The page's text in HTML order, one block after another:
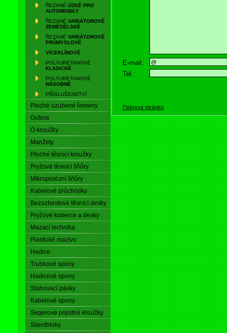
ŘEZANÉ ÚZKÉ PRO
AUTOMOBILY
ŘEZANÉ VARIÁTOROVÉ
ZEMĚDĚLSKÉ
ŘEZANÉ VARIÁTOROVÉ
PRŮMYSLOVÉ
VÍCEKLÍNOVÉ
POLYURETANOVÉ
KLASICKÉ
POLYURETANOVÉ
NÁSOBNÉ
PŘÍSLUŠENSTVÍ
Ploché ozubené řemeny
Gufera
O-kroužky
Manžety
Ploché těsnící kroužky
Pryžové těsnící šňůry
Mikroporézní šňůry
Kabelové průchodky
Bezazbestové těsnící desky
Pryžové koberce a desky
Mazací technika
Plastické mazivo
Hadice
Trubkové spony
Hadicové spony
Stahovací pásky
Kabelové spony
Segerové pojistné kroužky
Silentbloky
E-mail:
Tel.:
Tisknout stránku